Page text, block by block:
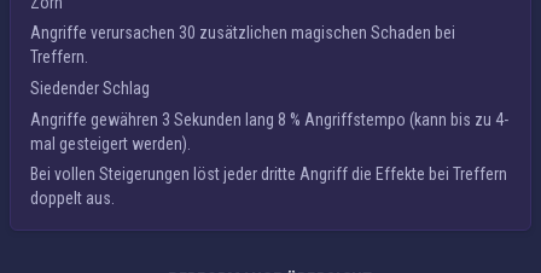
Angriffe verursachen 30 zusätzlichen magischen Schaden bei
Treffern.
Siedender Schlag
Angriffe gewähren 3 Sekunden lang 8 % Angriffstempo (kann bis zu 4-
mal gesteigert werden).
Bei vollen Steigerungen löst jeder dritte Angriff die Effekte bei Treffern
doppelt aus.